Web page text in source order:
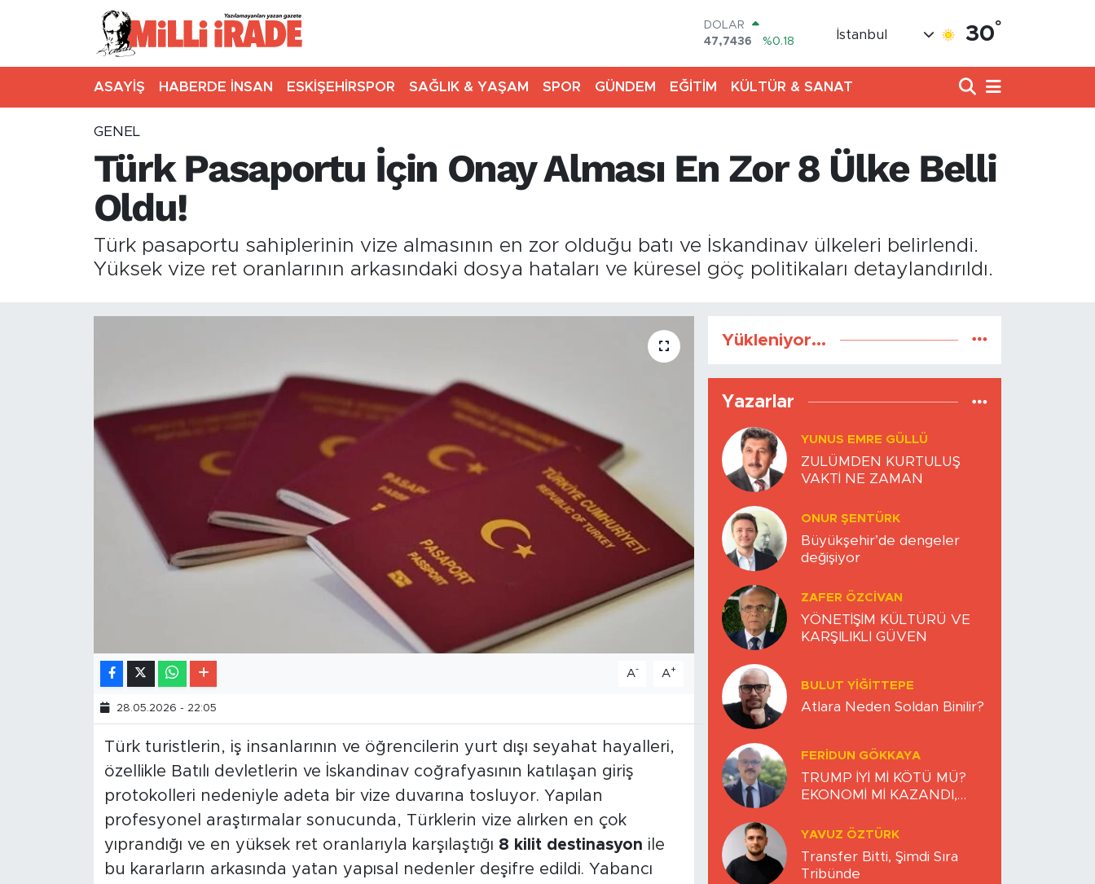
DOLAR
47,7436
%0.18
STERLİN
64,4811
%0.38
BİST100
13.779
%-14
İstanbul 30°
ASAYİŞ HABERDE İNSAN ESKİŞEHİRSPOR SAĞLIK & YAŞAM SPOR GÜNDEM EĞİTİM KÜLTÜR & SANAT
GENEL
Türk Pasaportu İçin Onay Alması En Zor 8 Ülke Belli
Oldu!
Türk pasaportu sahiplerinin vize almasının en zor olduğu batı ve İskandinav ülkeleri belirlendi.
Yüksek vize ret oranlarının arkasındaki dosya hataları ve küresel göç politikaları detaylandırıldı.
A- A+
28.05.2026 - 22:05
Türk turistlerin, iş insanlarının ve öğrencilerin yurt dışı seyahat hayalleri,
özellikle Batılı devletlerin ve İskandinav coğrafyasının katılaşan giriş
protokolleri nedeniyle adeta bir vize duvarına tosluyor. Yapılan
profesyonel araştırmalar sonucunda, Türklerin vize alırken en çok
yıprandığı ve en yüksek ret oranlarıyla karşılaştığı 8 kilit destinasyon ile
bu kararların arkasında yatan yapısal nedenler deşifre edildi. Yabancı
Yükleniyor...
Yazarlar
YUNUS EMRE GÜLLÜ
ZULÜMDEN KURTULUŞ
VAKTİ NE ZAMAN
ONUR ŞENTÜRK
Büyükşehir’de dengeler
değişiyor
ZAFER ÖZCIVAN
YÖNETİŞİM KÜLTÜRÜ VE
KARŞILIKLI GÜVEN
BULUT YİĞİTTEPE
Atlara Neden Soldan Binilir?
FERIDUN GÖKKAYA
TRUMP İYİ Mİ KÖTÜ MÜ?
EKONOMİ Mİ KAZANDI,
YAVUZ ÖZTÜRK
Transfer Bitti, Şimdi Sıra
Tribünde